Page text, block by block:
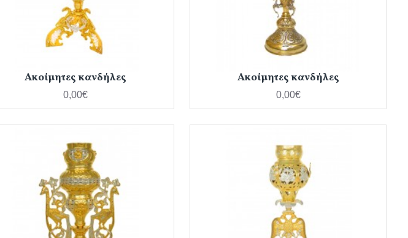
Ακοίμητες κανδήλες
0,00€
Ακοίμητες κανδήλες
0,00€